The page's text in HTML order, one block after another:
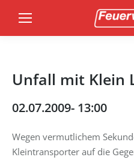
Unfall mit Klein
02.07.2009- 13:00
Wegen vermutlichem
Kleintransporter auf die